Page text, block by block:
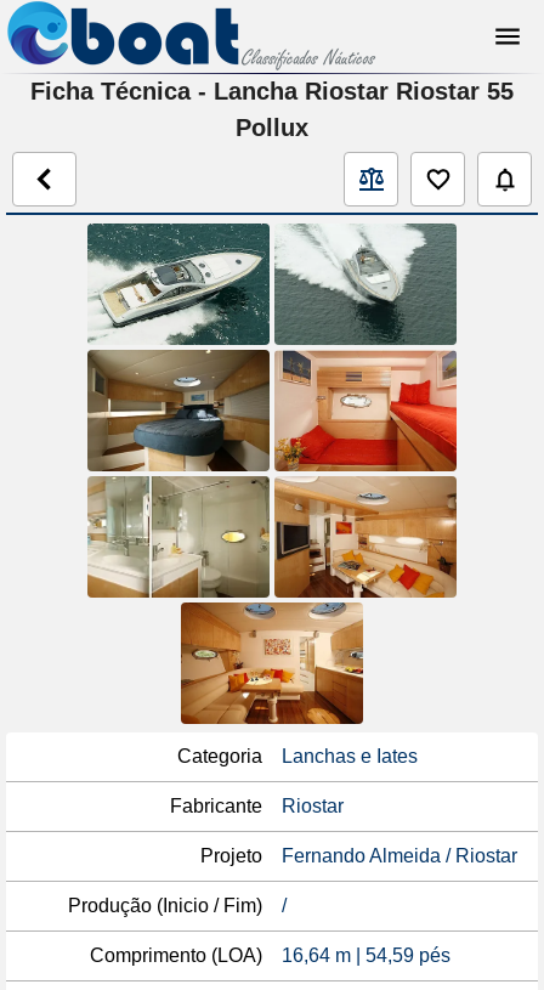
Ficha Técnica - Lancha Riostar Riostar 55
Pollux
Categoria Lanchas e Iates
Fabricante Riostar
Projeto Fernando Almeida / Riostar
Produção (Inicio / Fim) /
Comprimento (LOA) 16,64 m | 54,59 pés